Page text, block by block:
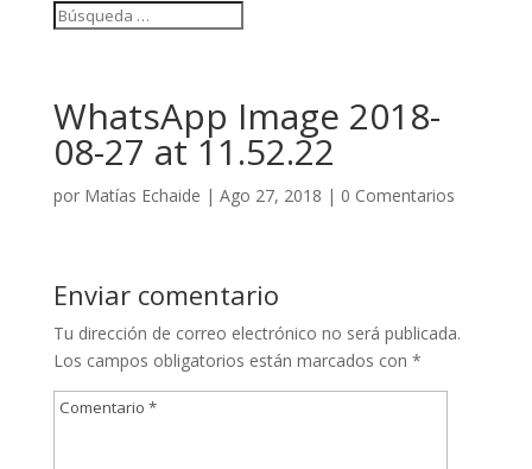
WhatsApp Image 2018-
08-27 at 11.52.22
por Matías Echaide | Ago 27, 2018 | 0 Comentarios
Enviar comentario
Tu dirección de correo electrónico no será publicada.
Los campos obligatorios están marcados con *